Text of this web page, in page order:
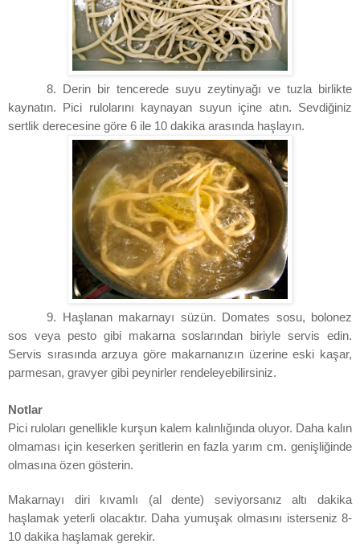
8. Derin bir tencerede suyu zeytinyağı ve tuzla birlikte
kaynatın. Pici rulolarını kaynayan suyun içine atın. Sevdiğiniz
sertlik derecesine göre 6 ile 10 dakika arasında haşlayın.
9. Haşlanan makarnayı süzün. Domates sosu, bolonez
sos veya pesto gibi makarna soslarından biriyle servis edin.
Servis sırasında arzuya göre makarnanızın üzerine eski kaşar,
parmesan, gravyer gibi peynirler rendeleyebilirsiniz.
Notlar
Pici ruloları genellikle kurşun kalem kalınlığında oluyor. Daha kalın
olmaması için keserken şeritlerin en fazla yarım cm. genişliğinde
olmasına özen gösterin.
Makarnayı diri kıvamlı (al dente) seviyorsanız altı dakika
haşlamak yeterli olacaktır. Daha yumuşak olmasını isterseniz 8-
10 dakika haşlamak gerekir.